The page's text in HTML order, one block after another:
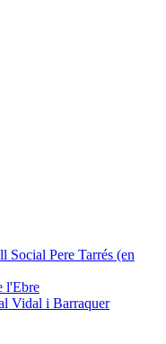
Social Pere Tarrés (en
l'Ebre
Vidal i Barraquer